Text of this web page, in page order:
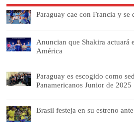
Paraguay cae con Francia y
Anuncian que Shakira actuará
América
Paraguay es escogido como
Panamericanos Junior de 2025
Brasil festeja en su estreno